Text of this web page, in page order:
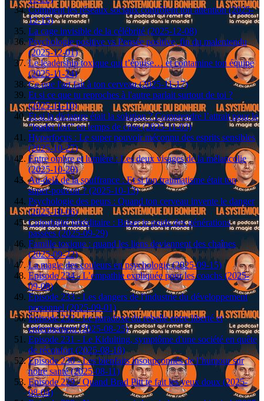
Comment les réseaux sociaux contrôlent ton attention (2025-
12-15)
La cage invisible de la célébrité (2025-12-08)
Psychologie positive vs Pensée positive, fin du malentendu
(2025-12-01)
Le leadership toxique qui t’épuise… et contamine ton équipe
(2025-11-24)
Ce que l'art fait à ton cerveau (2025-11-17)
Et si ce que tu reproches à l'autre parlait surtout de toi ?
(2025-11-10)
Et si la dictature était la solution ? Comprendre l’attrait pour le
“leader fort” en temps de crise (2025-11-03)
Hyperfocus : Le super pouvoir méconnu des esprits sensibles
(2025-10-27)
Entre ombre et lumière : Les deux visages de la mélancolie
(2025-10-20)
Au-delà de la souffrance : Et si ton traumatisme était ton
super-pouvoir ? (2025-10-13)
Psychologie des peurs : Quand ton cerveau invente le danger
(2025-10-06)
Culpabilité héréditaire : Briser le poids des générations
passées (2025-09-29)
Famille toxique : quand les liens deviennent des chaînes
(2025-09-22)
La magie des couleurs en psychologie (2025-09-15)
Episode 234 - L’empathie expliquée pour les coachs (2025-
09-08)
Episode 233 - Les dangers de l'industrie du développement
personnel (2025-09-01)
Episode 232 - Le paradoxe du rebelle entre liberté et
enfermement (2025-08-25)
Episode 231 - Le Kidulting, symptôme d'une société en quête
de réconfort (2025-08-18)
Episode 230 - Les bienfaits insoupçonnés de l’humour sur
notre santé (2025-08-11)
Episode 229 - Quand Brad Pitt te fait les yeux doux (2025-
08-04)